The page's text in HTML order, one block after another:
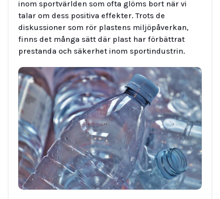
inom sportvärlden som ofta glöms bort när vi
talar om dess positiva effekter. Trots de
diskussioner som rör plastens miljöpåverkan,
finns det många sätt där plast har förbättrat
prestanda och säkerhet inom sportindustrin.